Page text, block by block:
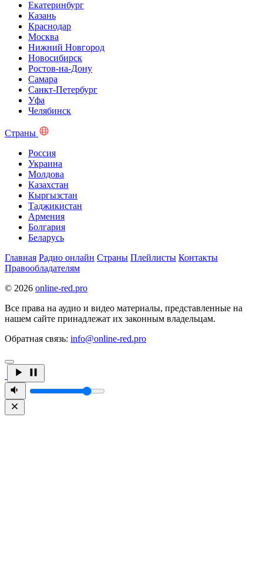
Екатеринбург
Казань
Краснодар
Москва
Нижний Новгород
Новосибирск
Ростов-на-Дону
Самара
Санкт-Петербург
Уфа
Челябинск
Страны
Россия
Украина
Молдова
Казахстан
Кыргызстан
Таджикистан
Армения
Болгария
Беларусь
Главная Радио онлайн Страны Плейлисты Контакты
Правообладателям
© 2026 online-red.pro
Все права на аудио и видео материалы, представленные на
нашем сайте принадлежат их законным владельцам.
Обратная связь: info@online-red.pro